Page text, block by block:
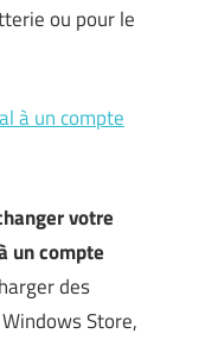
ou pour le
à un compte
votre
un compte
des
Store,